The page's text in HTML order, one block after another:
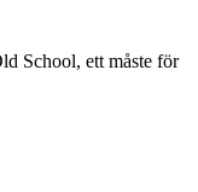
School, ett måste för